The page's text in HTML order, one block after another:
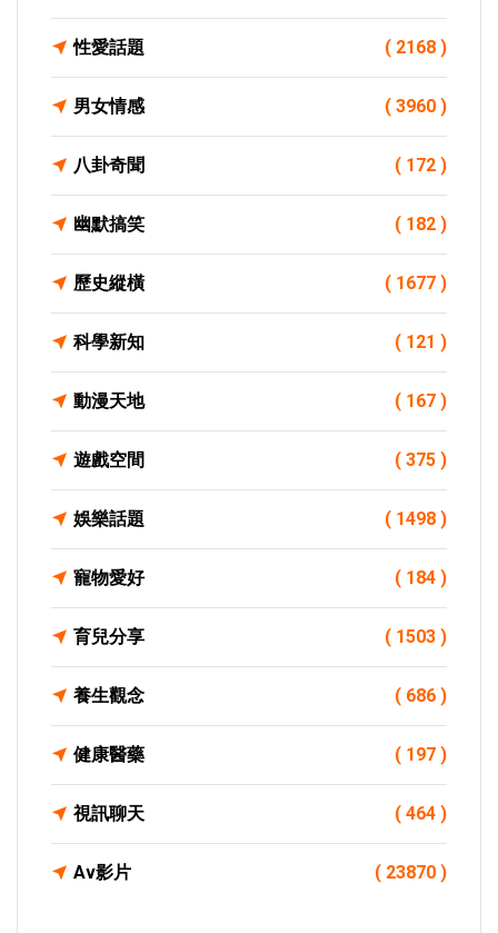
性愛話題 ( 2168 )
男女情感 ( 3960 )
八卦奇聞 ( 172 )
幽默搞笑 ( 182 )
歷史縱橫 ( 1677 )
科學新知 ( 121 )
動漫天地 ( 167 )
遊戲空間 ( 375 )
娛樂話題 ( 1498 )
寵物愛好 ( 184 )
育兒分享 ( 1503 )
養生觀念 ( 686 )
健康醫藥 ( 197 )
視訊聊天 ( 464 )
Av影片 ( 23870 )